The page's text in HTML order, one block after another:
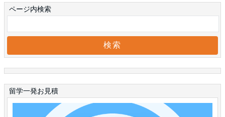
ページ内検索
留学一発お見積